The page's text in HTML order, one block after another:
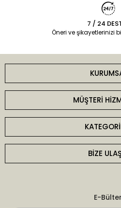
7 / 24
Öneri ve şikayetlerinizi
MÜŞTERİ
BİZE
E-